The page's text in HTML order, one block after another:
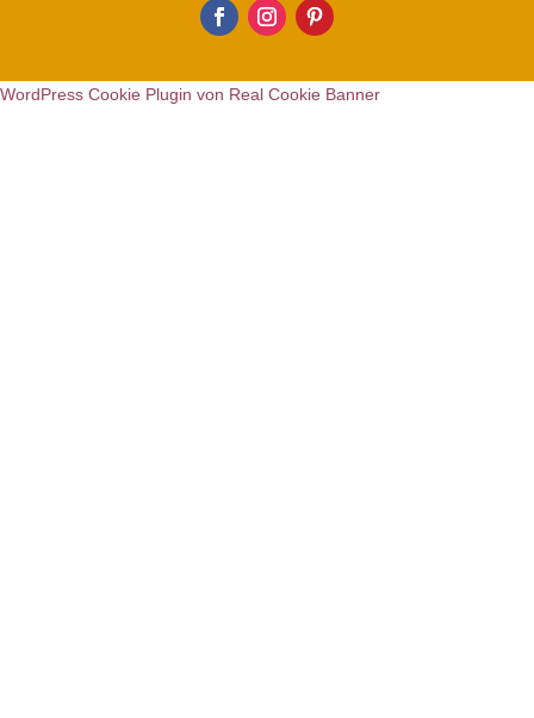
WordPress Cookie Plugin von Real Cookie Banner